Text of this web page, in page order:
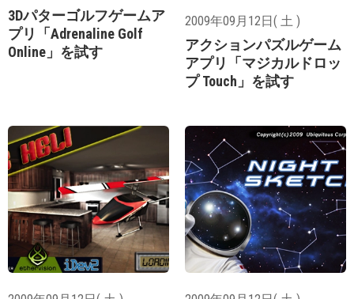
3Dパターゴルフゲームア
プリ「Adrenaline Golf
Online」を試す
2009年09月12日( 土 )
アクションパズルゲーム
アプリ「マジカルドロッ
プ Touch」を試す